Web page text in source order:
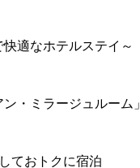
適なホテルステイ～
・ミラージュルーム
ておトクに宿泊